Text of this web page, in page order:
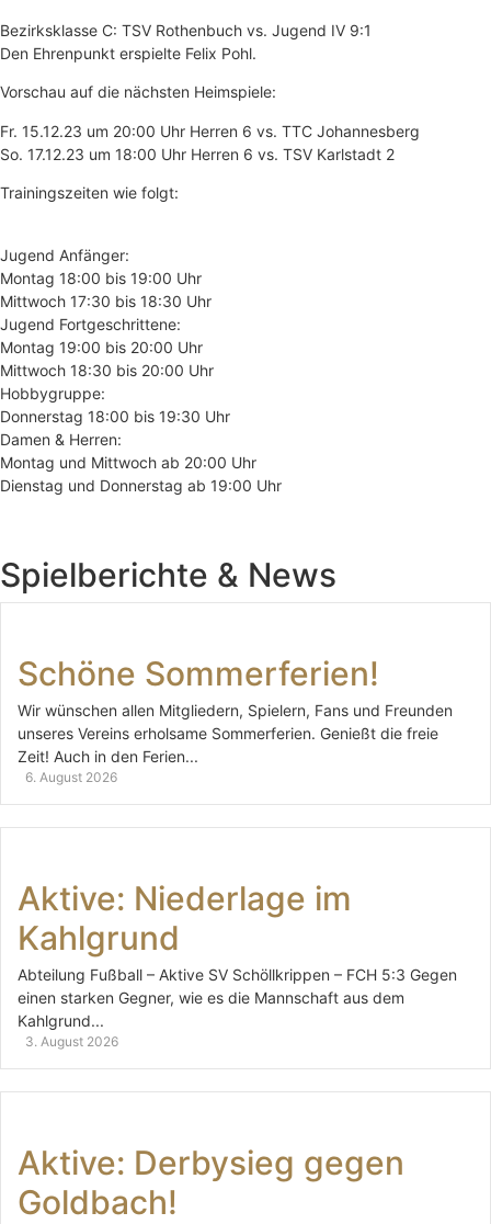
Bezirksklasse C: TSV Rothenbuch vs. Jugend IV 9:1
Den Ehrenpunkt erspielte Felix Pohl.
Vorschau auf die nächsten Heimspiele:
Fr. 15.12.23 um 20:00 Uhr Herren 6 vs. TTC Johannesberg
So. 17.12.23 um 18:00 Uhr Herren 6 vs. TSV Karlstadt 2
Trainingszeiten wie folgt:
Jugend Anfänger:
Montag 18:00 bis 19:00 Uhr
Mittwoch 17:30 bis 18:30 Uhr
Jugend Fortgeschrittene:
Montag 19:00 bis 20:00 Uhr
Mittwoch 18:30 bis 20:00 Uhr
Hobbygruppe:
Donnerstag 18:00 bis 19:30 Uhr
Damen & Herren:
Montag und Mittwoch ab 20:00 Uhr
Dienstag und Donnerstag ab 19:00 Uhr
Spielberichte & News
Schöne Sommerferien!
Wir wünschen allen Mitgliedern, Spielern, Fans und Freunden
unseres Vereins erholsame Sommerferien. Genießt die freie
Zeit! Auch in den Ferien...
6. August 2026
Aktive: Niederlage im
Kahlgrund
Abteilung Fußball – Aktive SV Schöllkrippen – FCH 5:3 Gegen
einen starken Gegner, wie es die Mannschaft aus dem
Kahlgrund...
3. August 2026
Aktive: Derbysieg gegen
Goldbach!